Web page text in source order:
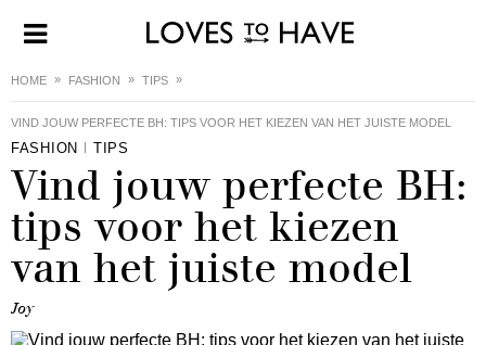
HOME FASHION TIPS
VIND JOUW PERFECTE BH: TIPS VOOR HET KIEZEN VAN HET JUISTE MODEL
FASHION TIPS
Vind jouw perfecte BH:
tips voor het kiezen
van het juiste model
Joy